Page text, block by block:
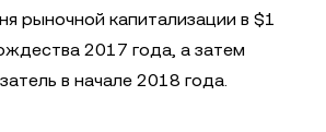
рыночной капитализации в $1
2017 года, а затем
в начале 2018 года.